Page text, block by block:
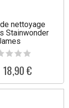
nettoyage
Stainwonder
18,90 €